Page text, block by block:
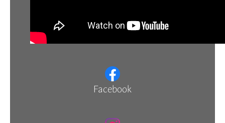
Facebook